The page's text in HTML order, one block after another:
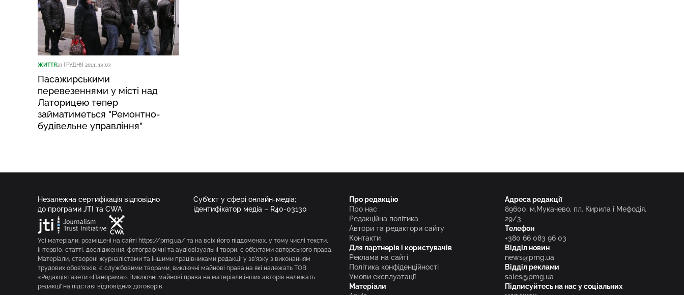
ЖИТТЯ23 ГРУДНЯ 2011, 14:03
Пасажирськими
перевезеннями у місті над
Латорицею тепер
займатиметься "Ремонтно-
будівельне управління"
Незалежна сертифікація відповідно
до програми JTI та CWA
Суб’єкт у сфері онлайн-медіа;
ідентифікатор медіа – R40-03130
Усі матеріали, розміщені на сайті https://pmg.ua/ та на всіх його піддоменах, у тому числі тексти,
інтерв’ю, статті, дослідження, фотографічні та аудіовізуальні твори, є об’єктами авторського права.
Матеріали, створені журналістами та іншими працівниками редакції у зв’язку з виконанням
трудових обов’язків, є службовими творами, виключні майнові права на які належать ТОВ
«Редакція газети «Панорама». Виключні майнові права на матеріали інших авторів належать
редакції на підставі відповідних договорів.
Про редакцію
Про нас
Редакційна політика
Автори та редактори сайту
Контакти
Для партнерів і користувачів
Реклама на сайті
Політика конфіденційності
Умови експлуатації
Матеріали
Адреса редакції
89600, м.Мукачево, пл. Кирила і Мефодія,
29/3
Телефон
+380 66 083 96 03
Відділ новин
news@pmg.ua
Відділ реклами
sales@pmg.ua
Підписуйтесь на нас у соціальних